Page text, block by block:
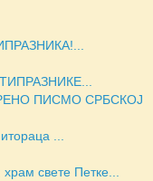
ПИСМО СРБСКОЈ
...
свете Петке...